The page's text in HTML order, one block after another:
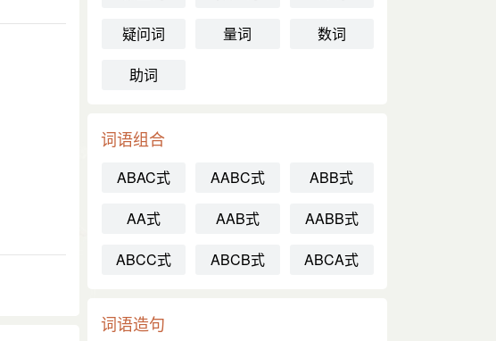
疑问词
量词
数词
助词
词语组合
ABAC式 AABC式
ABB式
AA式
AAB式
AABB式
ABCC式
ABCB式 ABCA式
词语造句